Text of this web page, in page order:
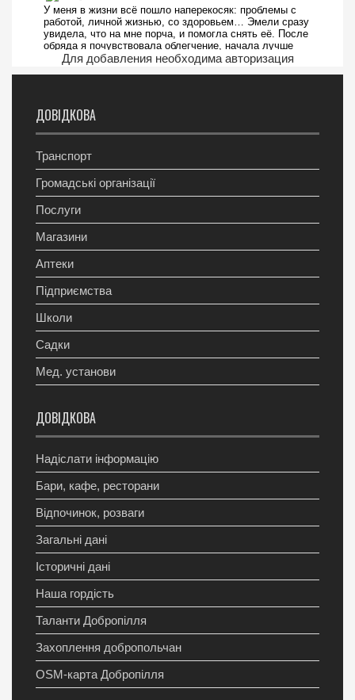
Для добавления необходима авторизация
ДОВІДКОВА
Транспорт
Громадські організації
Послуги
Магазини
Аптеки
Підприємства
Школи
Садки
Мед. установи
ДОВІДКОВА
Надіслати інформацію
Бари, кафе, ресторани
Відпочинок, розваги
Загальні дані
Історичні дані
Наша гордість
Таланти Добропілля
Захоплення добропольчан
OSM-карта Добропілля